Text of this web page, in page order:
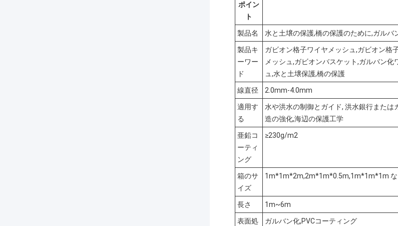
ポイン
ト
製品名 水と土壌の保護,橋の保護のために,ガルバ
製品キ
ーワー
ド
ガビオン格子ワイヤメッシュ,ガビオン格
メッシュ,ガビオンバスケット,ガルバン
ュ,水と土壌保護,橋の保護
線直径 2.0mm-4.0mm
適用す
る
水や洪水の制御とガイド, 洪水銀行または
造の強化,海辺の保護工学
亜鉛コ
ーティ
ング
≥230g/m2
箱のサ
イズ
1m*1m*2m,2m*1m*0.5m,1m*1m*1m
長さ 1m~6m
表面処
ガルバン化,PVCコーティング